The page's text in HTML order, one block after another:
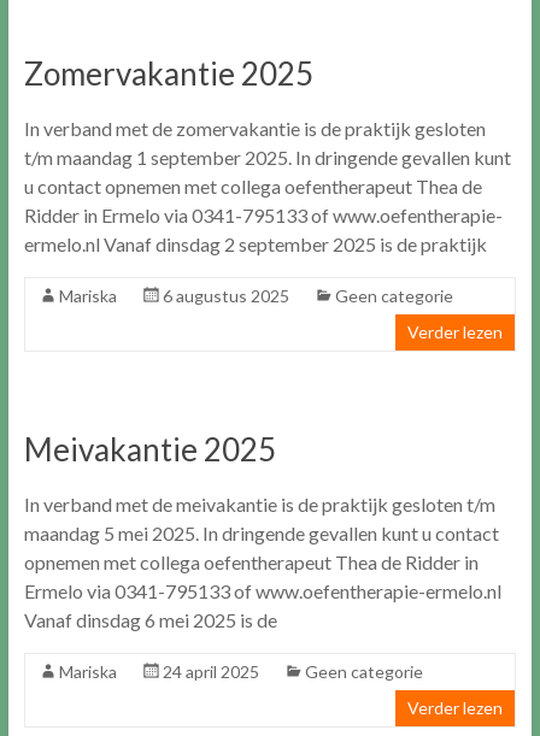
Zomervakantie 2025
In verband met de zomervakantie is de praktijk gesloten
t/m maandag 1 september 2025. In dringende gevallen kunt
u contact opnemen met collega oefentherapeut Thea de
Ridder in Ermelo via 0341-795133 of www.oefentherapie-
ermelo.nl Vanaf dinsdag 2 september 2025 is de praktijk
Mariska 6 augustus 2025
Geen categorie
Verder lezen
Meivakantie 2025
In verband met de meivakantie is de praktijk gesloten t/m
maandag 5 mei 2025. In dringende gevallen kunt u contact
opnemen met collega oefentherapeut Thea de Ridder in
Ermelo via 0341-795133 of www.oefentherapie-ermelo.nl
Vanaf dinsdag 6 mei 2025 is de
Mariska 24 april 2025
Geen categorie
Verder lezen